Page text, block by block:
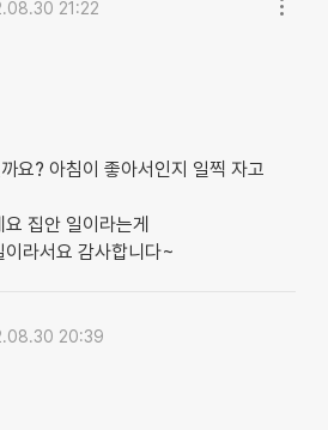
21:22
요? 아침이 좋아서인지 일찍 자고
집안 일이라는게
라서요 감사합니다~
20:39